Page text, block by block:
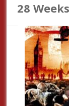
M
a
gi
c
28